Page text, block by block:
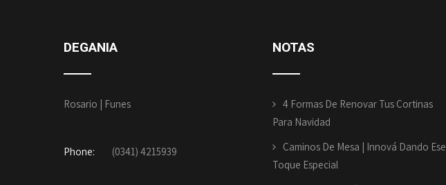
DEGANIA
Rosario | Funes
Phone: (0341) 4215939
NOTAS
4 Formas De Renovar Tus Cortinas
Para Navidad
Caminos De Mesa | Innová Dando Ese
Toque Especial